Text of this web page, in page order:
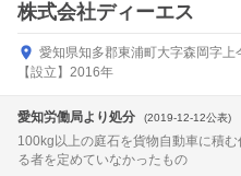
株式会社ディーエス
愛知県知多郡東浦町大字森岡字上
【設立】2016年
愛知労働局より処分 (2019-12-12公表)
100kg以上の庭石を貨物自動車に積
る者を定めていなかったもの